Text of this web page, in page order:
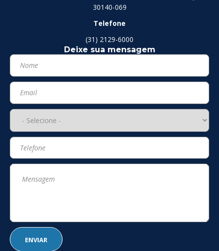
30140-069
Telefone
(31) 2129-6000
Deixe sua mensagem